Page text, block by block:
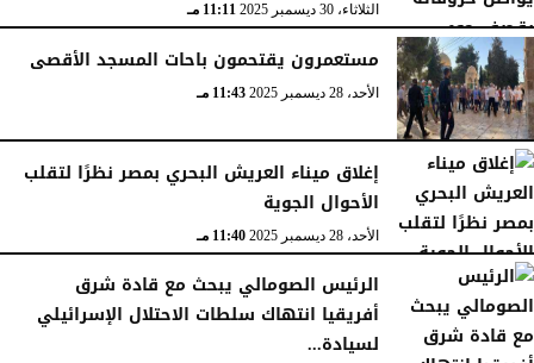
الثلاثاء، 30 ديسمبر 2025 11:11 مـ
مستعمرون يقتحمون باحات المسجد الأقصى
الأحد، 28 ديسمبر 2025 11:43 مـ
إغلاق ميناء العريش البحري بمصر نظرًا لتقلب
الأحوال الجوية
الأحد، 28 ديسمبر 2025 11:40 مـ
الرئيس الصومالي يبحث مع قادة شرق
أفريقيا انتهاك سلطات الاحتلال الإسرائيلي
لسيادة...